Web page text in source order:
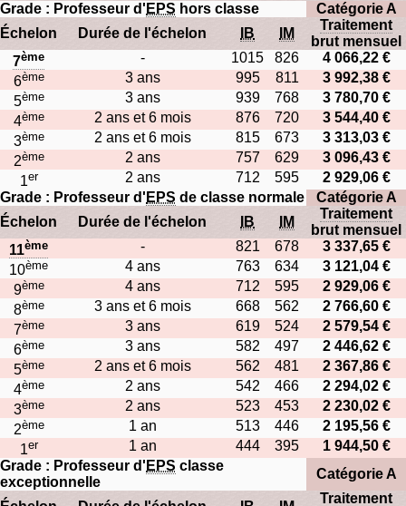
Grade : Professeur d' EPS hors classe
Catégorie A
Échelon
Durée de l'échelon IB IM
Traitement
brut mensuel
7ème - 1015 826
4 066,22 €
6ème 3 ans 995 811
3 992,38 €
5ème 3 ans 939 768
3 780,70 €
4ème 2 ans et 6 mois 876 720
3 544,40 €
3ème 2 ans et 6 mois 815 673
3 313,03 €
2ème 2 ans 757 629
3 096,43 €
1er 2 ans 712 595
2 929,06 €
Grade : Professeur d' EPS de classe normale
Catégorie A
Échelon
Durée de l'échelon IB IM
Traitement
brut mensuel
11ème - 821 678
3 337,65 €
10ème 4 ans 763 634
3 121,04 €
9ème 4 ans 712 595
2 929,06 €
8ème 3 ans et 6 mois 668 562
2 766,60 €
7ème 3 ans 619 524
2 579,54 €
6ème 3 ans 582 497
2 446,62 €
5ème 2 ans et 6 mois 562 481
2 367,86 €
4ème 2 ans 542 466
2 294,02 €
3ème 2 ans 523 453
2 230,02 €
2ème 1 an 513 446
2 195,56 €
1er 1 an 444 395
1 944,50 €
Grade : Professeur d' EPS classe
exceptionnelle
Catégorie A
Traitement